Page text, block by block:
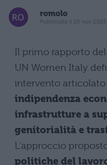
romolo
Pubblicato il 25 nov 2025
Il primo rapporto
UN Women Italy
intervento
indipendenza
infrastrutture a
genitorialità e
L’approccio
politiche del